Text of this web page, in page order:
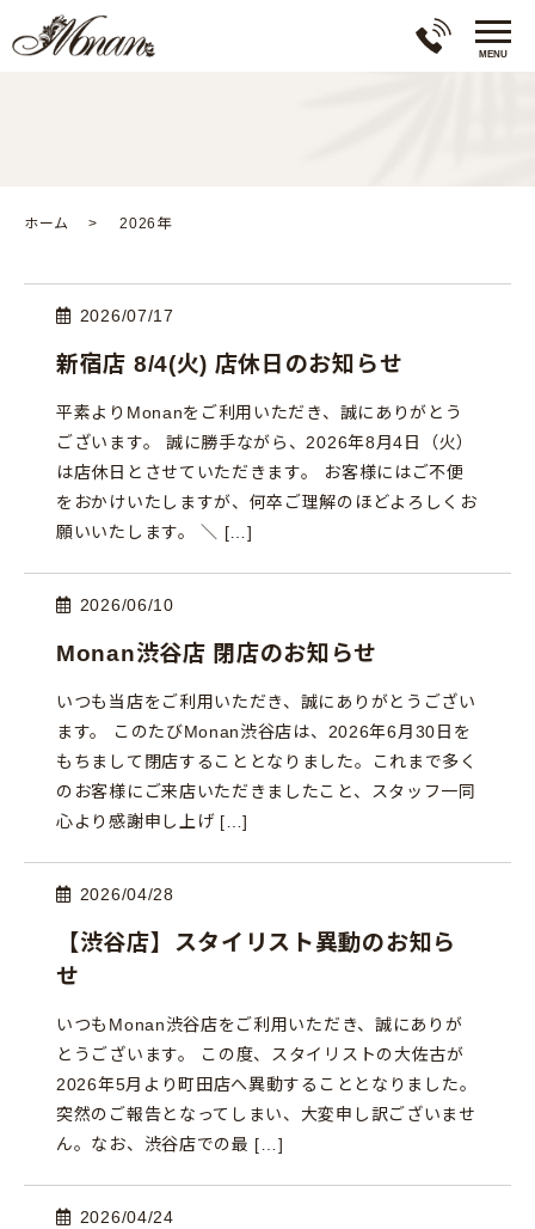
ホーム 2026年
2026/07/17
新宿店 8/4(火) 店休日のお知らせ
平素よりMonanをご利用いただき、誠にありがとう
ございます。 誠に勝手ながら、2026年8月4日（火）
は店休日とさせていただきます。 お客様にはご不便
をおかけいたしますが、何卒ご理解のほどよろしくお
願いいたします。 ＼ […]
2026/06/10
Monan渋谷店 閉店のお知らせ
いつも当店をご利用いただき、誠にありがとうござい
ます。 このたびMonan渋谷店は、2026年6月30日を
もちまして閉店することとなりました。これまで多く
のお客様にご来店いただきましたこと、スタッフ一同
心より感謝申し上げ […]
2026/04/28
【渋谷店】スタイリスト異動のお知ら
せ
いつもMonan渋谷店をご利用いただき、誠にありが
とうございます。 この度、スタイリストの大佐古が
2026年5月より町田店へ異動することとなりました。
突然のご報告となってしまい、大変申し訳ございませ
ん。なお、渋谷店での最 […]
2026/04/24